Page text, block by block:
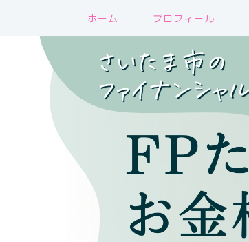
ホーム プロフィール